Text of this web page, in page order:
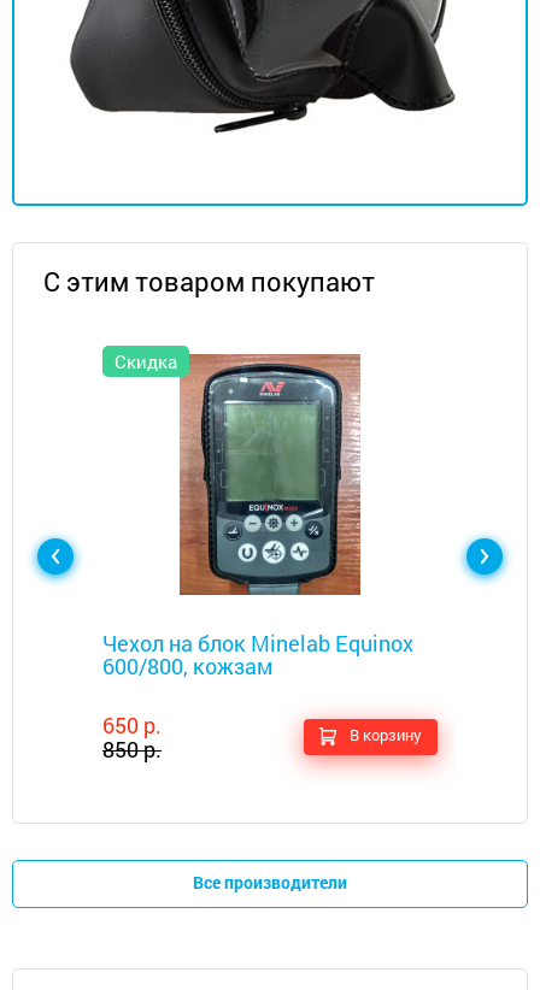
С этим товаром покупают
Скидка
Чехол на блок Minelab Equinox
600/800, кожзам
650 р.
850 р.
В корзину
Все производители